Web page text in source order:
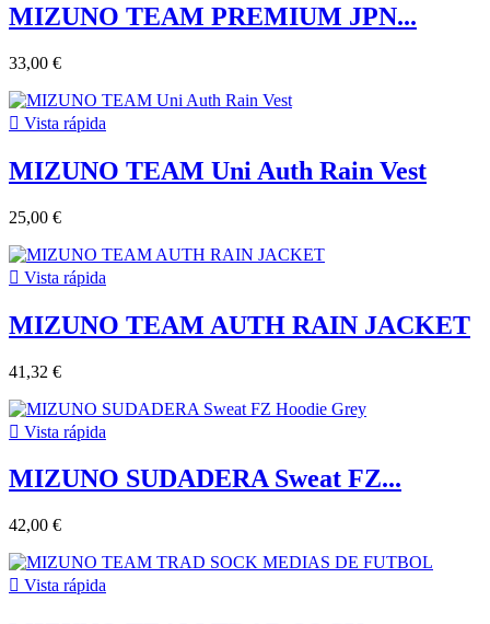
MIZUNO TEAM PREMIUM JPN...
33,00 €
 Vista rápida
MIZUNO TEAM Uni Auth Rain Vest
25,00 €
 Vista rápida
MIZUNO TEAM AUTH RAIN JACKET
41,32 €
 Vista rápida
MIZUNO SUDADERA Sweat FZ...
42,00 €
 Vista rápida